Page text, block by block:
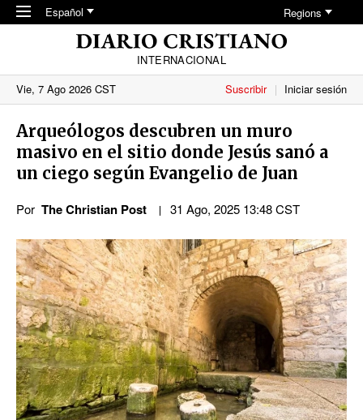
Skip to main content
Español Regions
INTERNACIONAL
Vie, 7 Ago 2026 CST
Suscribir Iniciar sesión
Arqueólogos descubren un muro
masivo en el sitio donde Jesús sanó a
un ciego según Evangelio de Juan
Por The Christian Post 31 Ago, 2025 13:48 CST